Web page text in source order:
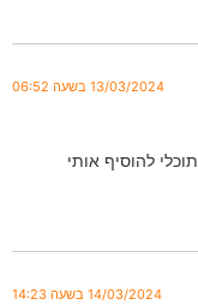
13/03/2024 בשעה 06:52
להוסיף אותי
14/03/2024 בשעה 14:23